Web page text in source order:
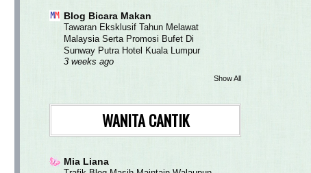
Blog Bicara Makan
Tawaran Eksklusif Tahun Melawat
Malaysia Serta Promosi Bufet Di
Sunway Putra Hotel Kuala Lumpur
3 weeks ago
Show All
WANITA CANTIK
Mia Liana